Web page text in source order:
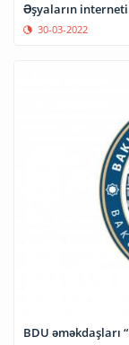
Əşyaların
30-03-2022
BDU